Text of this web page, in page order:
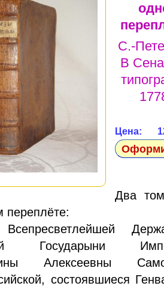
С.-
В
Цена:
Два
переплёте:
Государыни
Алексеевны
состоявшиеся